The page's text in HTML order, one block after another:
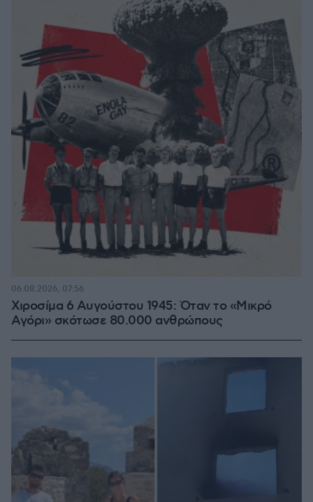
Χιροσίμα 6 Αυγούστου 1945: Όταν το «Μικρό
Αγόρι» σκότωσε 80.000 ανθρώπους
06.08.2026, 07:56